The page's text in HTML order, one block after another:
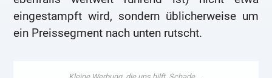
eingestampft wird, sondern üblicherweise um
ein Preissegment nach unten rutscht.